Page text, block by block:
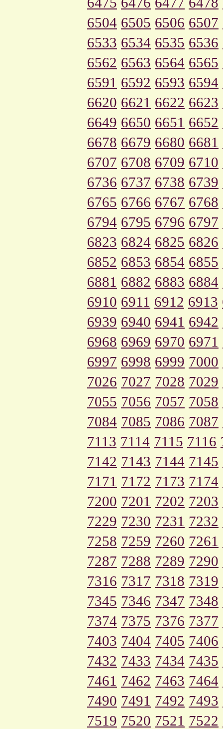
6504 6505 6506 6507
6533 6534 6535 6536
6562 6563 6564 6565
6591 6592 6593 6594
6620 6621 6622 6623
6649 6650 6651 6652
6678 6679 6680 6681
6707 6708 6709 6710
6736 6737 6738 6739
6765 6766 6767 6768
6794 6795 6796 6797
6823 6824 6825 6826
6852 6853 6854 6855
6881 6882 6883 6884
6910 6911 6912 6913
6939 6940 6941 6942
6968 6969 6970 6971
6997 6998 6999 7000
7026 7027 7028 7029
7055 7056 7057 7058
7084 7085 7086 7087
7113 7114 7115 7116
7142 7143 7144 7145
7171 7172 7173 7174
7200 7201 7202 7203
7229 7230 7231 7232
7258 7259 7260 7261
7287 7288 7289 7290
7316 7317 7318 7319
7345 7346 7347 7348
7374 7375 7376 7377
7403 7404 7405 7406
7432 7433 7434 7435
7461 7462 7463 7464
7490 7491 7492 7493
7519 7520 7521 7522